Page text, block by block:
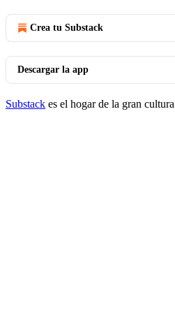
Crea tu Substack
Descargar la app
Substack es el hogar de la gran cultura